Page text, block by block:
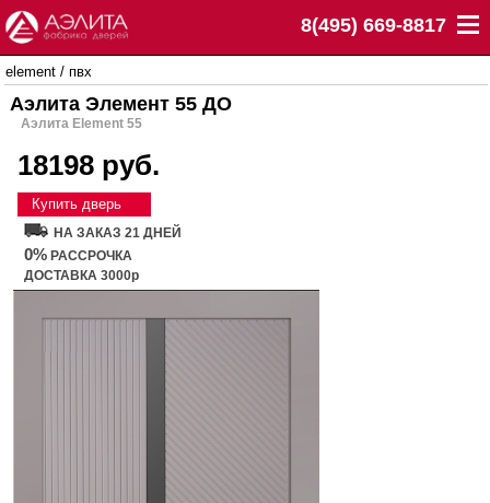
8(495) 669-8817
element / пвх
Аэлита Элемент 55 ДО
Аэлита Element 55
18198 руб.
Купить дверь
НА ЗАКАЗ 21 ДНЕЙ
0% РАССРОЧКА
ДОСТАВКА 3000р